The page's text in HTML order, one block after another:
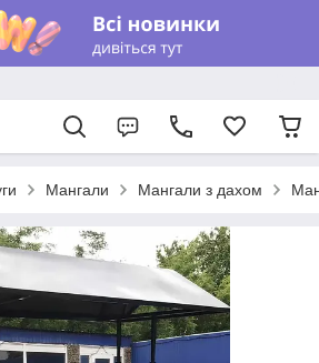
Мангали Мангали з дахом